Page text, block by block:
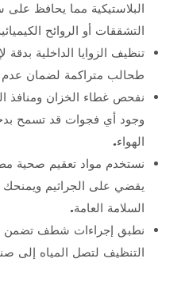
البلاستيكية مما يحافظ على
التشققات أو الروائح
تنظيف الزوايا الداخلية
طحالب متراكمة لضمان عدم
نفحص غطاء الخزان ومنافذ
وجود أي فجوات قد تسمح
الهواء.
نستخدم مواد تعقيم صحية
يقضي على الجراثيم ويمنحك
السلامة العامة.
نطبق إجراءات شطف تضمن
التنظيف لتصل المياه إلى